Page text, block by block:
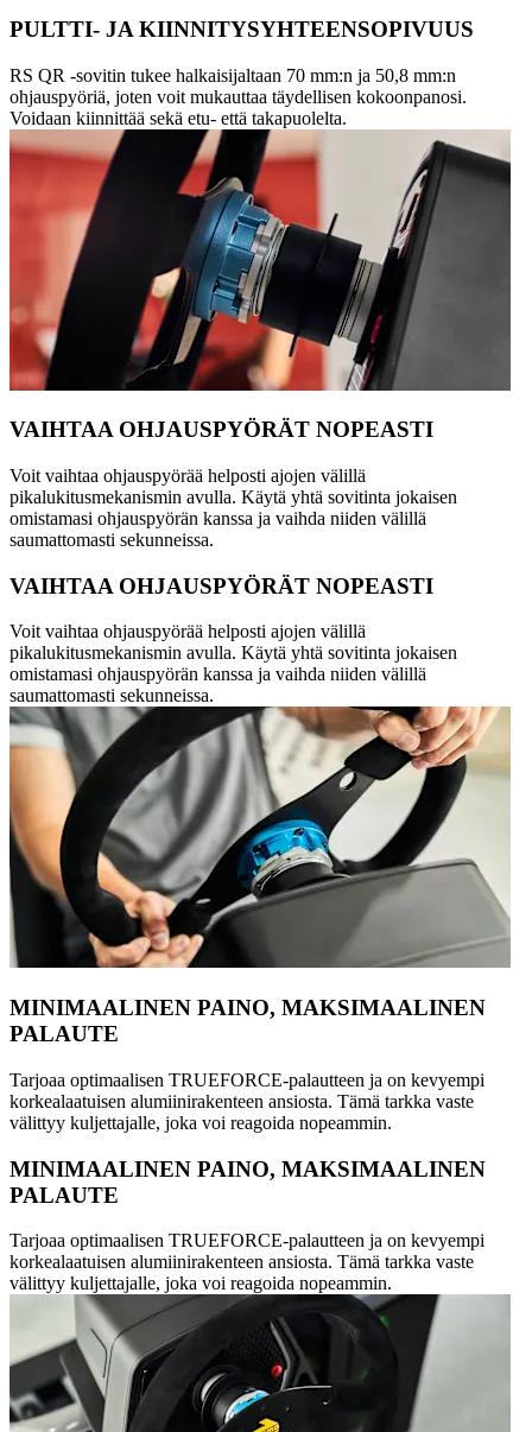
PULTTI- JA KIINNITYSYHTEENSOPIVUUS
RS QR -sovitin tukee halkaisijaltaan 70 mm:n ja 50,8 mm:n
ohjauspyöriä, joten voit mukauttaa täydellisen kokoonpanosi.
Voidaan kiinnittää sekä etu- että takapuolelta.
VAIHTAA OHJAUSPYÖRÄT NOPEASTI
Voit vaihtaa ohjauspyörää helposti ajojen välillä
pikalukitusmekanismin avulla. Käytä yhtä sovitinta jokaisen
omistamasi ohjauspyörän kanssa ja vaihda niiden välillä
saumattomasti sekunneissa.
VAIHTAA OHJAUSPYÖRÄT NOPEASTI
Voit vaihtaa ohjauspyörää helposti ajojen välillä
pikalukitusmekanismin avulla. Käytä yhtä sovitinta jokaisen
omistamasi ohjauspyörän kanssa ja vaihda niiden välillä
saumattomasti sekunneissa.
MINIMAALINEN PAINO, MAKSIMAALINEN
PALAUTE
Tarjoaa optimaalisen TRUEFORCE-palautteen ja on kevyempi
korkealaatuisen alumiinirakenteen ansiosta. Tämä tarkka vaste
välittyy kuljettajalle, joka voi reagoida nopeammin.
MINIMAALINEN PAINO, MAKSIMAALINEN
PALAUTE
Tarjoaa optimaalisen TRUEFORCE-palautteen ja on kevyempi
korkealaatuisen alumiinirakenteen ansiosta. Tämä tarkka vaste
välittyy kuljettajalle, joka voi reagoida nopeammin.